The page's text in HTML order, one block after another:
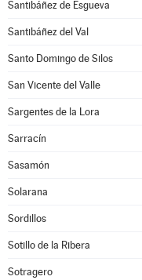
Santibáñez de Esgueva
Santibáñez del Val
Santo Domingo de Silos
San Vicente del Valle
Sargentes de la Lora
Sarracín
Sasamón
Solarana
Sordillos
Sotillo de la Ribera
Sotragero